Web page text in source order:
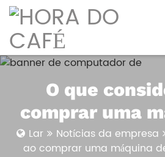
O que
comprar uma
café
Lar Notícias da empresa
ao comprar uma máquina